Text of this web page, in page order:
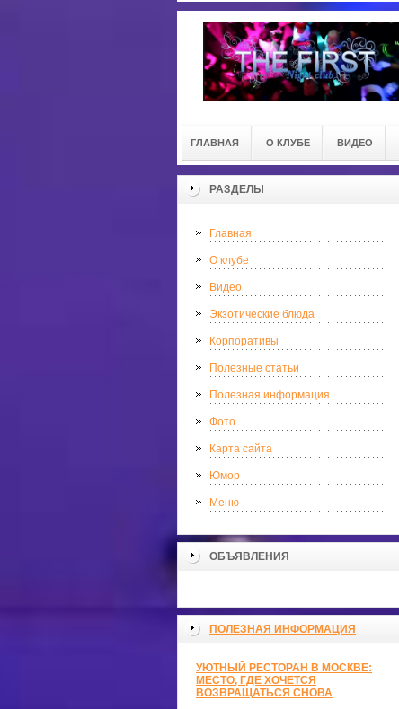
ГЛАВНАЯ О КЛУБЕ ВИДЕО
РАЗДЕЛЫ
Главная
О клубе
Видео
Экзотические блюда
Корпоративы
Полезные статьи
Полезная информация
Фото
Карта сайта
Юмор
Меню
ОБЪЯВЛЕНИЯ
ПОЛЕЗНАЯ ИНФОРМАЦИЯ
УЮТНЫЙ РЕСТОРАН В МОСКВЕ:
МЕСТО, ГДЕ ХОЧЕТСЯ
ВОЗВРАЩАТЬСЯ СНОВА